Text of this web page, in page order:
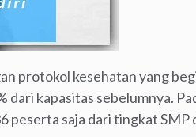
protokol kesehatan yang
kapasitas sebelumnya.
peserta saja dari tingkat SMP